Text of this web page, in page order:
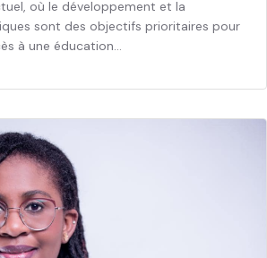
où le développement et la
sont des objectifs prioritaires pour
à une éducation…